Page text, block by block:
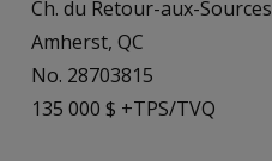
Ch. du Retour-aux-Sources
Amherst, QC
No. 28703815
135 000 $ +TPS/TVQ